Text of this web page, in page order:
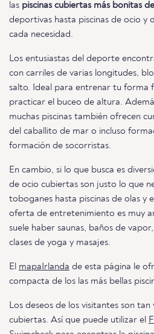
las piscinas cubiertas más bonitas
deportivas hasta piscinas de ocio y
cada necesidad.
Los entusiastas del deporte
con carriles de varias longitudes,
salto. Ideal para entrenar tu forma
practicar el buceo de altura.
muchas piscinas también ofrecen
del caballito de mar o incluso
formación de socorristas.
En cambio, si lo que busca es
de ocio cubiertas son justo lo que
toboganes hasta piscinas de olas y
oferta de entretenimiento es muy
suele haber saunas, baños de
clases de yoga y masajes.
El mapaIrlanda de esta página le
compacta de los las más bellas
Los deseos de los visitantes son
cubiertas. Así que puede utilizar el